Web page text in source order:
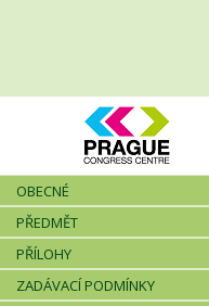
OBECNÉ
PŘEDMĚT
PŘÍLOHY
ZADÁVACÍ PODMÍNKY